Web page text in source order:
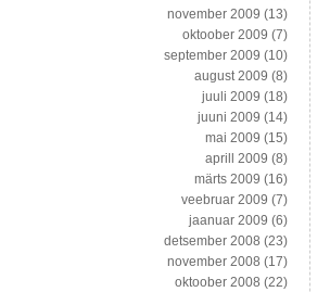
november 2009 (13)
oktoober 2009 (7)
september 2009 (10)
august 2009 (8)
juuli 2009 (18)
juuni 2009 (14)
mai 2009 (15)
aprill 2009 (8)
märts 2009 (16)
veebruar 2009 (7)
jaanuar 2009 (6)
detsember 2008 (23)
november 2008 (17)
oktoober 2008 (22)